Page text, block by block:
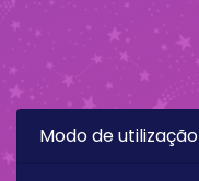
Modo de utilização